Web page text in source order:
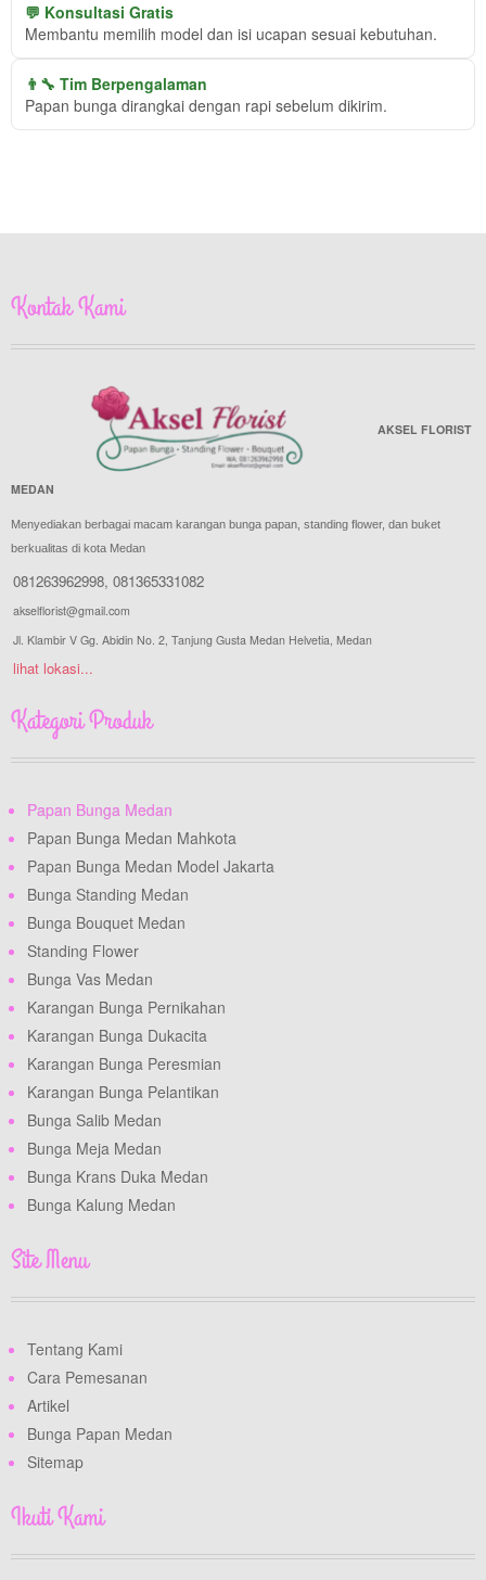
💬 Konsultasi Gratis
Membantu memilih model dan isi ucapan sesuai kebutuhan.
👨‍🔧 Tim Berpengalaman
Papan bunga dirangkai dengan rapi sebelum dikirim.
Kontak Kami
AKSEL FLORIST
MEDAN
Menyediakan berbagai macam karangan bunga papan, standing flower, dan buket
berkualitas di kota Medan
081263962998, 081365331082
akselflorist@gmail.com
Jl. Klambir V Gg. Abidin No. 2, Tanjung Gusta Medan Helvetia, Medan
lihat lokasi...
Kategori Produk
Papan Bunga Medan
Papan Bunga Medan Mahkota
Papan Bunga Medan Model Jakarta
Bunga Standing Medan
Bunga Bouquet Medan
Standing Flower
Bunga Vas Medan
Karangan Bunga Pernikahan
Karangan Bunga Dukacita
Karangan Bunga Peresmian
Karangan Bunga Pelantikan
Bunga Salib Medan
Bunga Meja Medan
Bunga Krans Duka Medan
Bunga Kalung Medan
Site Menu
Tentang Kami
Cara Pemesanan
Artikel
Bunga Papan Medan
Sitemap
Ikuti Kami